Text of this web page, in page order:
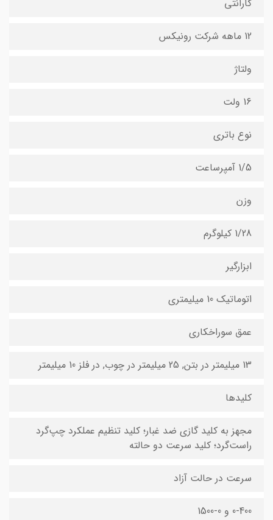
گارانتی
12 ماهه شرکت رونیکس
ولتاژ
16 ولت
نوع باتری
1/5 آمپرساعت
وزن
1/28 کیلوگرم
ابزارگیر
اتوماتیک 10 میلیمتری
عمق سوراخکاری
13 میلیمتر در بتن, 25 میلیمتر در چوب, در فلز 10 میلیمتر
کلیدها
مجهز به کلید گازی ضد غبار؛ کلید تنظیم عملکرد چپ‌گرد
راست‌گرد؛ کلید سرعت دو حالته
سرعت در حالت آزاد
0-400 و 0-1500